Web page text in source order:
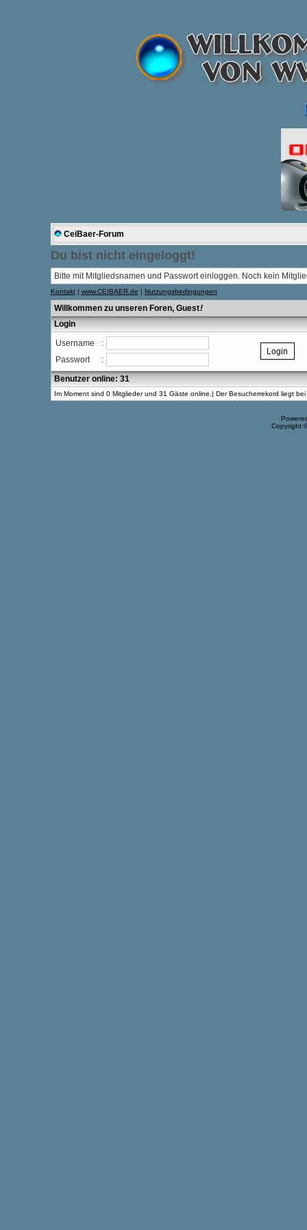
CeiBaer-Forum
Du bist nicht eingeloggt!
Bitte mit Mitgliedsnamen und Passwort einloggen. Noch kein
Kontakt| www.CEIBAER.de | Nutzungsbedingungen
Willkommen zu unseren Foren, Guest!
Login
Username
:
Passwort
:
Benutzer online: 31
Im Moment sind 0 Mitglieder und 31 Gäste online.| Der Besucherrekord liegt
Copyright